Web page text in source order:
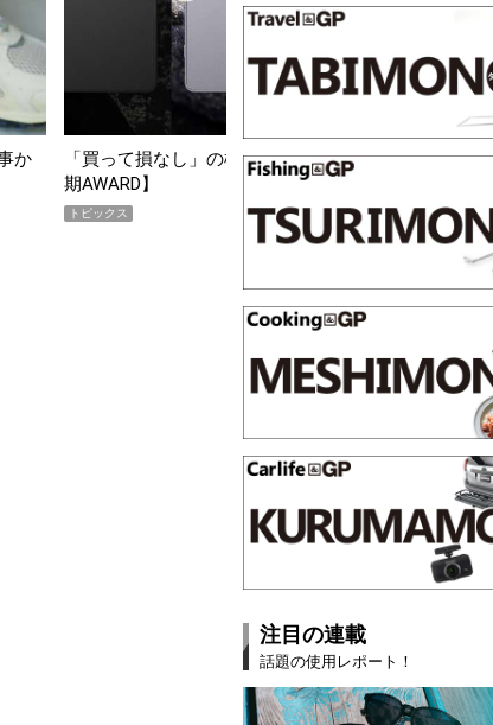
上半
薄着になる季節の夏こそ“映える”タフな腕時計を。G-
SHOCK「GRAVITYMASTER」は本当に機能も見た…
PR
注目の連載
話題の使用レポート！